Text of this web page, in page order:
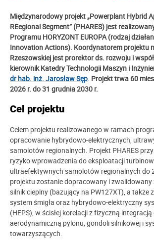
Międzynarodowy projekt „Powerplant Hybrid
REegional Segment” (PHARES) jest
Programu HORYZONT EUROPA (rodzaj
Innovation Actions). Koordynatorem projektu
Rzeszowskiej jest prorektor ds. rozwoju i
kierownik Katedry Technologii Maszyn i
dr hab. inż. Jarosław Sęp. Projekt trwa 60
2026 r. do 31 grudnia 2030 r.
Cel projektu
Celem projektu realizowanego w ramach
opracowanie hybrydowo-elektrycznych,
samolotów regionalnych. Projekt PHARES
ryzyko wprowadzenia do eksploatacji
ultraefektywnych samolotów regionalnych do
projektu zostanie dopracowany i
silnik cieplny (bazujący na PW127XT), a także
system śmigła oraz hybrydowo-elektryczny
(HEPS), w ścisłej korelacji z fizyczną
aerodynamiczną pylonu, gondoli silnikowej i
towarzyszących.